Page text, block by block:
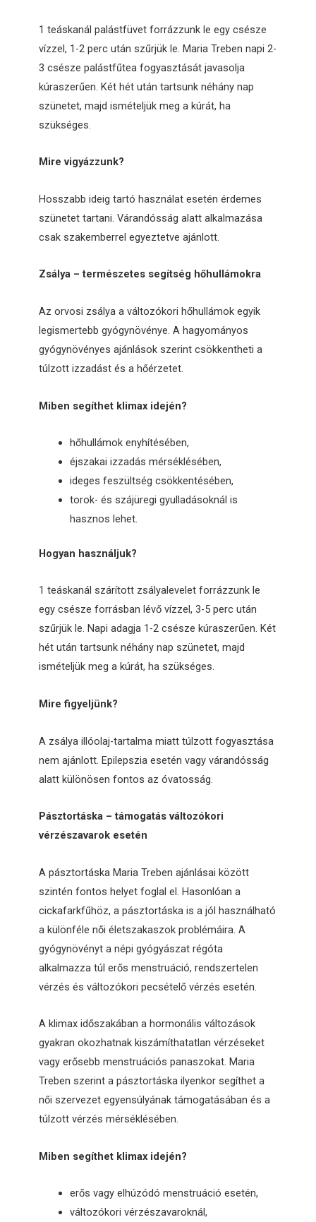
1 teáskanál palástfüvet forrázzunk le egy csésze
vízzel, 1-2 perc után szűrjük le. Maria Treben napi 2-
3 csésze palástfűtea fogyasztását javasolja
kúraszerűen. Két hét után tartsunk néhány nap
szünetet, majd ismételjük meg a kúrát, ha
szükséges.
Mire vigyázzunk?
Hosszabb ideig tartó használat esetén érdemes
szünetet tartani. Várandósság alatt alkalmazása
csak szakemberrel egyeztetve ajánlott.
Zsálya – természetes segítség hőhullámokra
Az orvosi zsálya a változókori hőhullámok egyik
legismertebb gyógynövénye. A hagyományos
gyógynövényes ajánlások szerint csökkentheti a
túlzott izzadást és a hőérzetet.
Miben segíthet klimax idején?
hőhullámok enyhítésében,
éjszakai izzadás mérséklésében,
ideges feszültség csökkentésében,
torok- és szájüregi gyulladásoknál is
hasznos lehet.
Hogyan használjuk?
1 teáskanál szárított zsályalevelet forrázzunk le
egy csésze forrásban lévő vízzel, 3-5 perc után
szűrjük le. Napi adagja 1-2 csésze kúraszerűen. Két
hét után tartsunk néhány nap szünetet, majd
ismételjük meg a kúrát, ha szükséges.
Mire figyeljünk?
A zsálya illóolaj-tartalma miatt túlzott fogyasztása
nem ajánlott. Epilepszia esetén vagy várandósság
alatt különösen fontos az óvatosság.
Pásztortáska – támogatás változókori
vérzészavarok esetén
A pásztortáska Maria Treben ajánlásai között
szintén fontos helyet foglal el. Hasonlóan a
cickafarkfűhöz, a pásztortáska is a jól használható
a különféle női életszakaszok problémáira. A
gyógynövényt a népi gyógyászat régóta
alkalmazza túl erős menstruáció, rendszertelen
vérzés és változókori pecsételő vérzés esetén.
A klimax időszakában a hormonális változások
gyakran okozhatnak kiszámíthatatlan vérzéseket
vagy erősebb menstruációs panaszokat. Maria
Treben szerint a pásztortáska ilyenkor segíthet a
női szervezet egyensúlyának támogatásában és a
túlzott vérzés mérséklésében.
Miben segíthet klimax idején?
erős vagy elhúzódó menstruáció esetén,
változókori vérzészavaroknál,